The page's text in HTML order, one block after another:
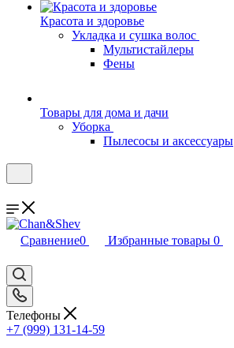
Красота и здоровье
Укладка и сушка волос
Мультистайлеры
Фены
Товары для дома и дачи
Уборка
Пылесосы и аксессуары
Сравнение0 Избранные товары 0
Телефоны
+7 (999) 131-14-59